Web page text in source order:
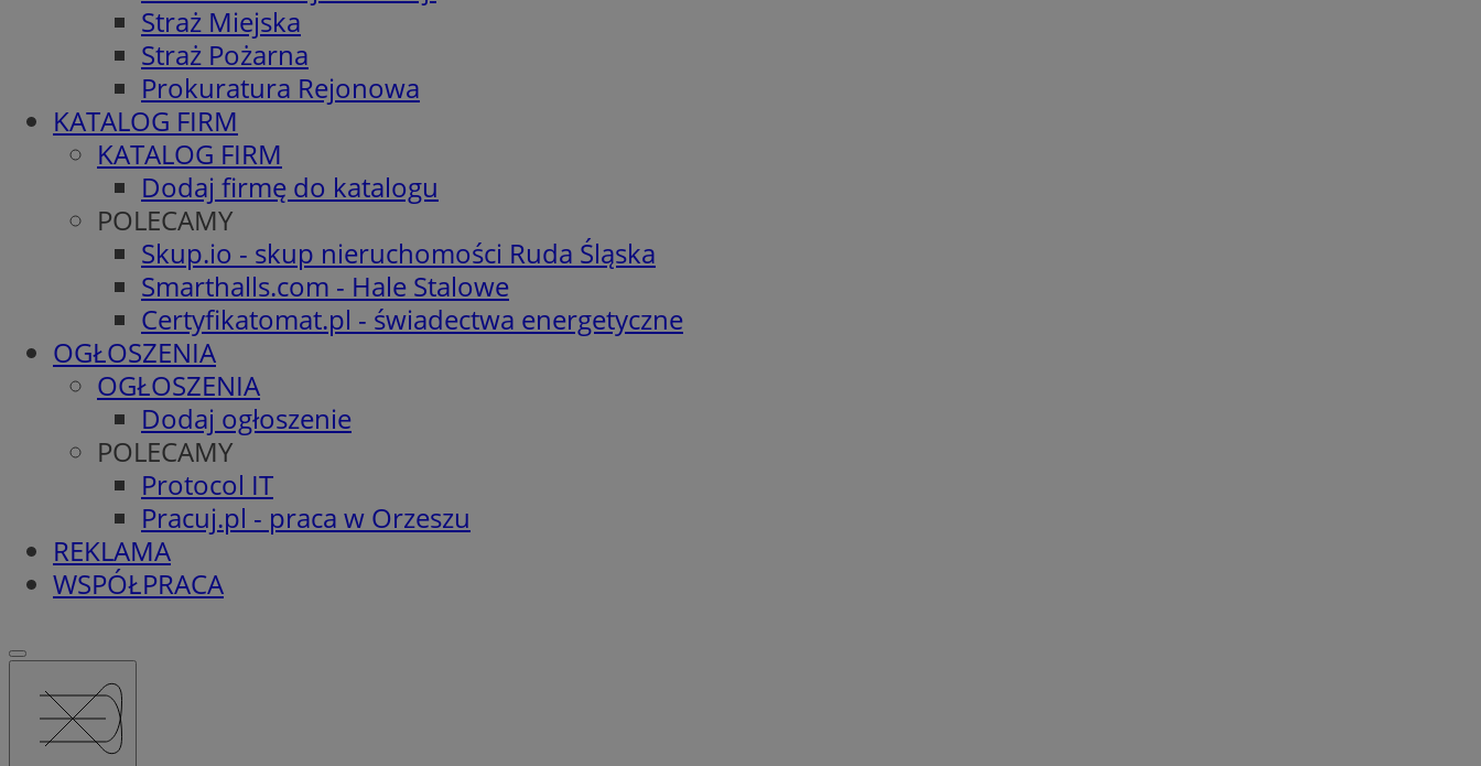
Straż Miejska
Straż Pożarna
Prokuratura Rejonowa
KATALOG FIRM
KATALOG FIRM
Dodaj firmę do katalogu
POLECAMY
Skup.io - skup nieruchomości Ruda Śląska
Smarthalls.com - Hale Stalowe
Certyfikatomat.pl - świadectwa energetyczne
OGŁOSZENIA
OGŁOSZENIA
Dodaj ogłoszenie
POLECAMY
Protocol IT
Pracuj.pl - praca w Orzeszu
REKLAMA
WSPÓŁPRACA